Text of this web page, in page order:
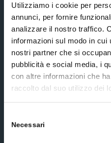
Utilizziamo i cookie per
annunci, per fornire
analizzare il nostro traffico.
informazioni sul modo in
nostri partner che si
pubblicità e social media, i
con altre informazioni che
raccolto dal suo utilizzo dei
delNecessari
I accept the terms and
privacy policy
Subscribe
Social media